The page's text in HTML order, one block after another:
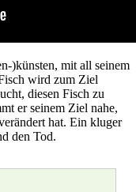
)künsten, mit all seinem
wird zum Ziel
diesen Fisch zu
er seinem Ziel nahe,
hat. Ein kluger
den Tod.